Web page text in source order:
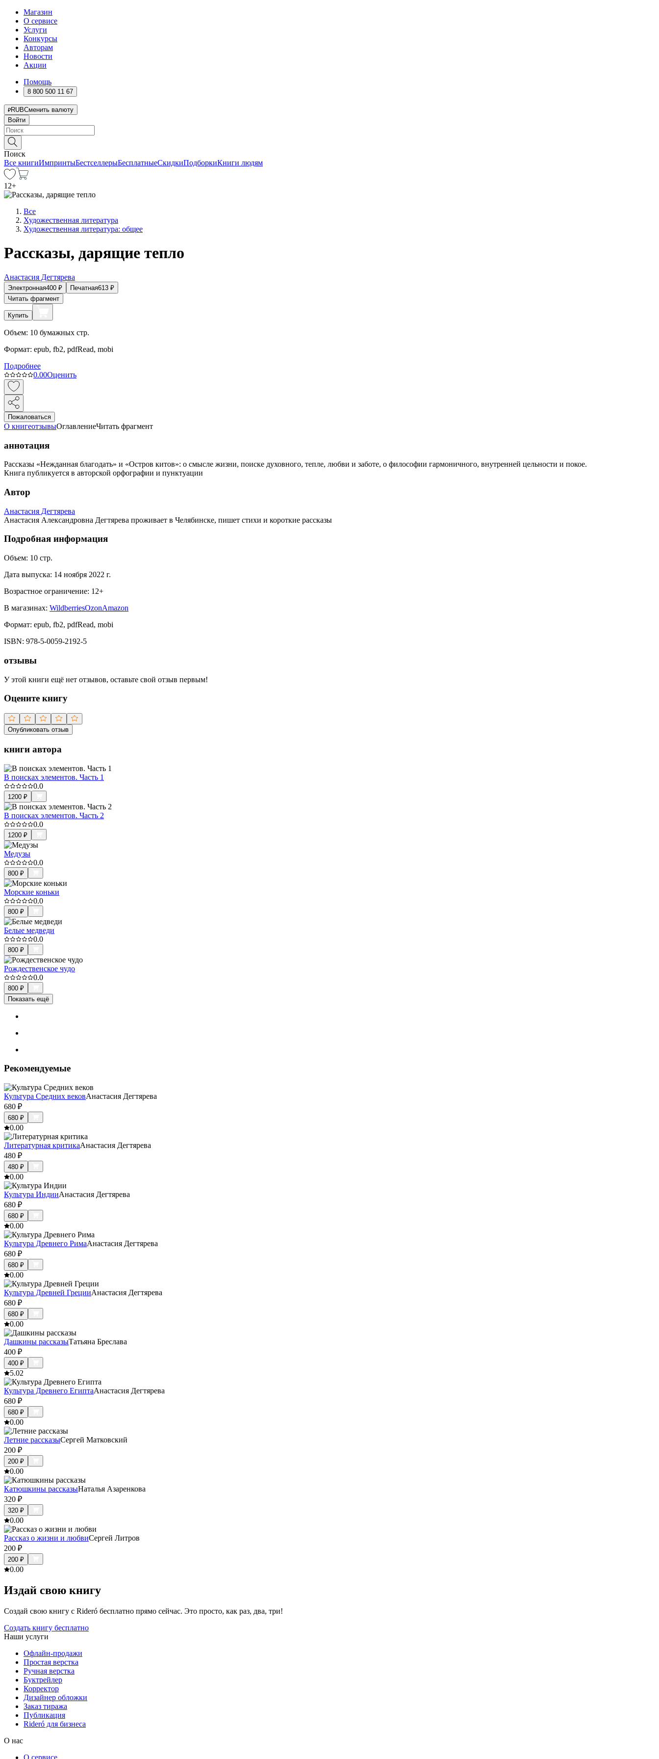
Магазин
О сервисе
Услуги
Конкурсы
Авторам
Новости
Акции
Помощь
8 800 500 11 67
RUBСменить валюту
Войти
Поиск
Все книгиИмпринтыБестселлерыБесплатныеСкидкиПодборкиКниги людям
12+
Все
Художественная литература
Художественная литература: общее
Рассказы, дарящие тепло
Анастасия Дегтярева
Электронная400 ₽ Печатная613 ₽
Читать фрагмент
Купить
Объем: 10 бумажных стр.
Формат: epub, fb2, pdfRead, mobi
Подробнее
0.00Оценить
Пожаловаться
О книгеотзывыОглавлениеЧитать фрагмент
аннотация
Рассказы «Нежданная благодать» и «Остров китов»: о смысле жизни, поиске духовного, тепле, любви и заботе, о философии гармоничного, внутренней цельности и покое.
Книга публикуется в авторской орфографии и пунктуации
Автор
Анастасия Дегтярева
Анастасия Александровна Дегтярева проживает в Челябинске, пишет стихи и короткие рассказы
Подробная информация
Объем: 10 стр.
Дата выпуска: 14 ноября 2022 г.
Возрастное ограничение: 12+
В магазинах: WildberriesOzonAmazon
Формат: epub, fb2, pdfRead, mobi
ISBN: 978-5-0059-2192-5
отзывы
У этой книги ещё нет отзывов, оставьте свой отзыв первым!
Оцените книгу
Опубликовать отзыв
книги автора
В поисках элементов. Часть 1
0.0
1200 ₽
В поисках элементов. Часть 2
0.0
1200 ₽
Медузы
0.0
800 ₽
Морские коньки
0.0
800 ₽
Белые медведи
0.0
800 ₽
Рождественское чудо
0.0
800 ₽
Показать ещё
Рекомендуемые
Культура Средних вековАнастасия Дегтярева
680 ₽
680 ₽
0.00
Литературная критикаАнастасия Дегтярева
480 ₽
480 ₽
0.00
Культура ИндииАнастасия Дегтярева
680 ₽
680 ₽
0.00
Культура Древнего РимаАнастасия Дегтярева
680 ₽
680 ₽
0.00
Культура Древней ГрецииАнастасия Дегтярева
680 ₽
680 ₽
0.00
Дашкины рассказыТатьяна Бреслава
400 ₽
400 ₽
5.02
Культура Древнего ЕгиптаАнастасия Дегтярева
680 ₽
680 ₽
0.00
Летние рассказыСергей Матковский
200 ₽
200 ₽
0.00
Катюшкины рассказыНаталья Азаренкова
320 ₽
320 ₽
0.00
Рассказ о жизни и любвиСергей Литров
200 ₽
200 ₽
0.00
Издай свою книгу
Создай свою книгу с Rideró бесплатно прямо сейчас. Это просто, как раз, два, три!
Создать книгу бесплатно
Наши услуги
Офлайн-продажи
Простая верстка
Ручная верстка
Буктрейлер
Корректор
Дизайнер обложки
Заказ тиража
Публикация
Rideró для бизнеса
О нас
О сервисе